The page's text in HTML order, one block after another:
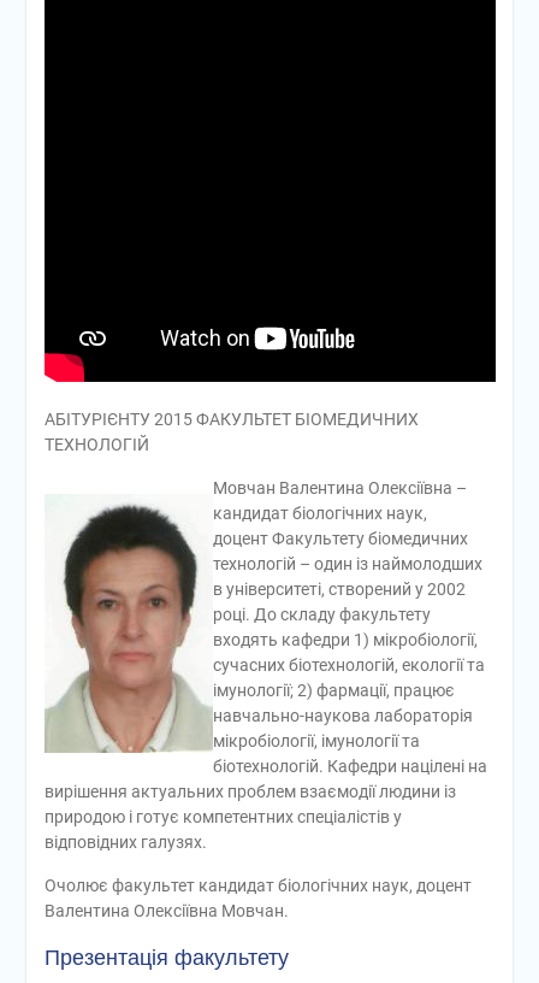
АБІТУРІЄНТУ 2015 ФАКУЛЬТЕТ БІОМЕДИЧНИХ
ТЕХНОЛОГІЙ
Мовчан Валентина Олексіївна –
кандидат біологічних наук,
доцентФакультету біомедичних
технологій – один із наймолодших
в університеті, створений у 2002
році. До складу факультету
входять кафедри 1) мікробіології,
сучасних біотехнологій, екології та
імунології; 2) фармації, працює
навчально-наукова лабораторія
мікробіології, імунології та
біотехнологій. Кафедри націлені на
вирішення актуальних проблем взаємодії людини із
природою і готує компетентних спеціалістів у
відповідних галузях.
Очолює факультет кандидат біологічних наук, доцент
Валентина Олексіївна Мовчан.
Презентація факультету